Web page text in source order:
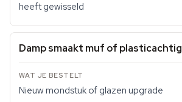
heeft gewisseld
Damp smaakt muf of plasticachtig
Nieuw mondstuk of glazen upgrade